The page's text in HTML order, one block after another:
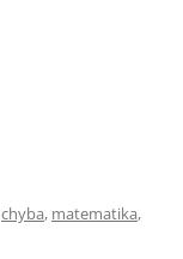
chyba, matematika,